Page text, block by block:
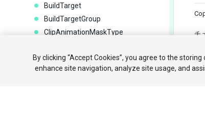
BuildTarget
BuildTargetGroup
ClipAnimationMaskType
D3D9FullscreenMode
DragAndDropVisualMode
チ
共
By clicking “Accept Cookies”, you agree to the
enhance site navigation, analyze site usage, and